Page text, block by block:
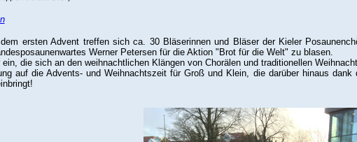
ersten Advent treffen sich ca. 30 Bläserinnen und Bläser der Kieler
Werner Petersen für die Aktion "Brot für die Welt" zu blasen.
die sich an den weihnachtlichen Klängen von Chorälen und traditionellen
auf die Advents- und Weihnachtszeit für Groß und Klein, die darüber hinaus